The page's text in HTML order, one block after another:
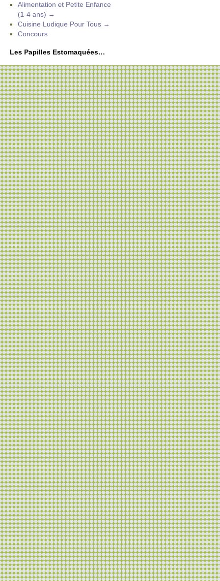
Alimentation et Petite Enfance
(1-4 ans) →
Cuisine Ludique Pour Tous →
Concours
Les Papilles Estomaquées…